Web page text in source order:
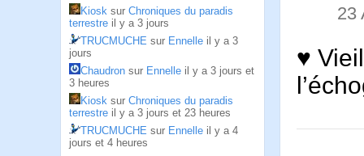
Kiosk sur Chroniques du paradis
terrestre il y a 3 jours
TRUCMUCHE sur Ennelle il y a 3
jours
Chaudron sur Ennelle il y a 3 jours et
3 heures
Kiosk sur Chroniques du paradis
terrestre il y a 3 jours et 23 heures
TRUCMUCHE sur Ennelle il y a 4
jours et 4 heures
23
♥